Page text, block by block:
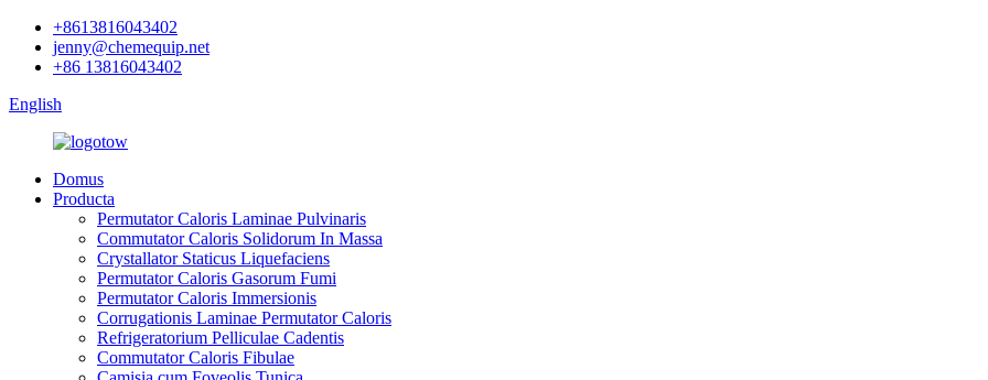
+8613816043402
jenny@chemequip.net
+86 13816043402
English
Domus
Producta
Permutator Caloris Laminae Pulvinaris
Commutator Caloris Solidorum In Massa
Crystallator Staticus Liquefaciens
Permutator Caloris Gasorum Fumi
Permutator Caloris Immersionis
Corrugationis Laminae Permutator Caloris
Refrigeratorium Pelliculae Cadentis
Commutator Caloris Fibulae